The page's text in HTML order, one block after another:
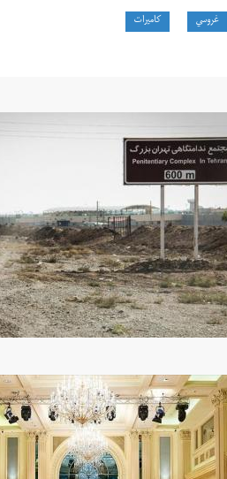
غروسي كاميرات